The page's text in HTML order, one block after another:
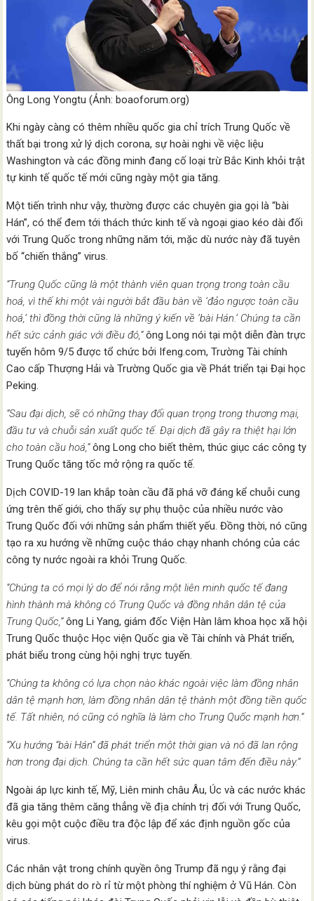
Ông Long Yongtu (Ảnh: boaoforum.org)
Khi ngày càng có thêm nhiều quốc gia chỉ trích Trung Quốc về
thất bại trong xử lý dịch corona, sự hoài nghi về việc liệu
Washington và các đồng minh đang cố loại trừ Bắc Kinh khỏi trật
tự kinh tế quốc tế mới cũng ngày một gia tăng.
Một tiến trình như vậy, thường được các chuyên gia gọi là “bài
Hán”, có thể đem tới thách thức kinh tế và ngoại giao kéo dài đối
với Trung Quốc trong những năm tới, mặc dù nước này đã tuyên
bố “chiến thắng” virus.
“Trung Quốc cũng là một thành viên quan trọng trong toàn cầu
hoá, vì thế khi một vài người bắt đầu bàn về ‘đảo ngược toàn cầu
hoá,’ thì đồng thời cũng là những ý kiến về ‘bài Hán.’ Chúng ta cần
hết sức cảnh giác với điều đó,”ông Long nói tại một diễn đàn trực
tuyến hôm 9/5 được tổ chức bởi Ifeng.com, Trường Tài chính
Cao cấp Thượng Hải và Trường Quốc gia về Phát triển tại Đại học
Peking.
“Sau đại dịch, sẽ có những thay đổi quan trọng trong thương mại,
đầu tư và chuỗi sản xuất quốc tế. Đại dịch đã gây ra thiệt hại lớn
cho toàn cầu hoá,”ông Long cho biết thêm, thúc giục các công ty
Trung Quốc tăng tốc mở rộng ra quốc tế.
Dịch COVID-19 lan khắp toàn cầu đã phá vỡ đáng kể chuỗi cung
ứng trên thế giới, cho thấy sự phụ thuộc của nhiều nước vào
Trung Quốc đối với những sản phẩm thiết yếu. Đồng thời, nó cũng
tạo ra xu hướng về những cuộc tháo chạy nhanh chóng của các
công ty nước ngoài ra khỏi Trung Quốc.
“Chúng ta có mọi lý do để nói rằng một liên minh quốc tế đang
hình thành mà không có Trung Quốc và đồng nhân dân tệ của
Trung Quốc,”ông Li Yang, giám đốc Viện Hàn lâm khoa học xã hội
Trung Quốc thuộc Học viện Quốc gia về Tài chính và Phát triển,
phát biểu trong cùng hội nghị trực tuyến.
“Chúng ta không có lựa chọn nào khác ngoài việc làm đồng nhân
dân tệ mạnh hơn, làm đồng nhân dân tệ thành một đồng tiền quốc
tế. Tất nhiên, nó cũng có nghĩa là làm cho Trung Quốc mạnh hơn.”
“Xu hướng “bài Hán” đã phát triển một thời gian và nó đã lan rộng
hơn trong đại dịch. Chúng ta cần hết sức quan tâm đến điều này.”
Ngoài áp lực kinh tế, Mỹ, Liên minh châu Âu, Úc và các nước khác
đã gia tăng thêm căng thẳng về địa chính trị đối với Trung Quốc,
kêu gọi một cuộc điều tra độc lập để xác định nguồn gốc của
virus.
Các nhân vật trong chính quyền ông Trump đã ngụ ý rằng đại
dịch bùng phát do rò rỉ từ một phòng thí nghiệm ở Vũ Hán. Còn